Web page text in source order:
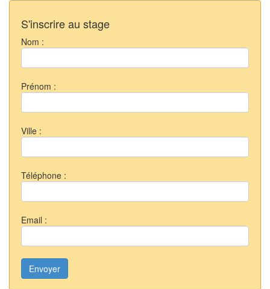
S'inscrire au stage
Nom :
Prénom :
Ville :
Téléphone :
Email :
Envoyer